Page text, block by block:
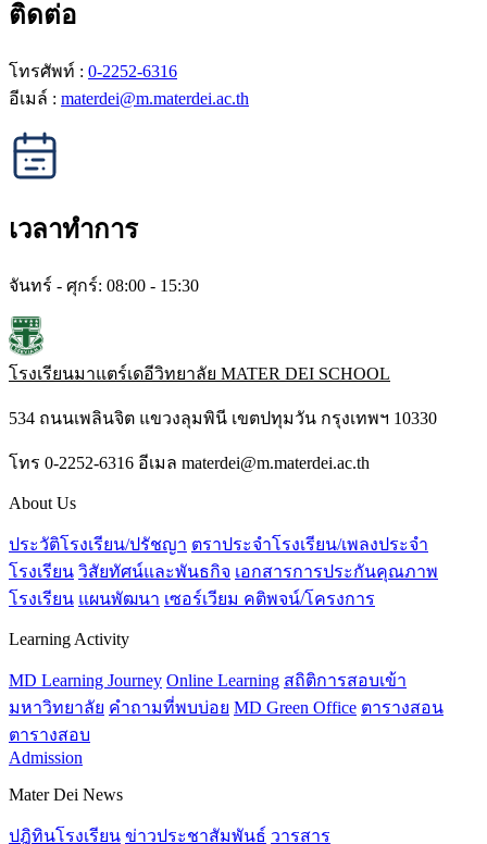
ติดต่อ
โทรศัพท์ : 0-2252-6316
อีเมล์ : materdei@m.materdei.ac.th
เวลาทำการ
จันทร์ - ศุกร์: 08:00 - 15:30
โรงเรียนมาแตร์เดอีวิทยาลัย MATER DEI SCHOOL
534 ถนนเพลินจิต แขวงลุมพินี เขตปทุมวัน กรุงเทพฯ 10330
โทร 0-2252-6316 อีเมล materdei@m.materdei.ac.th
About Us
ประวัติโรงเรียน/ปรัชญา ตราประจำโรงเรียน/เพลงประจำ
โรงเรียน วิสัยทัศน์และพันธกิจ เอกสารการประกันคุณภาพ
โรงเรียน แผนพัฒนา เซอร์เวียม คติพจน์/โครงการ
Learning Activity
MD Learning Journey Online Learning สถิติการสอบเข้า
มหาวิทยาลัย คำถามที่พบบ่อย MD Green Office ตารางสอน
ตารางสอบ
Admission
Mater Dei News
ปฎิทินโรงเรียน ข่าวประชาสัมพันธ์ วารสาร